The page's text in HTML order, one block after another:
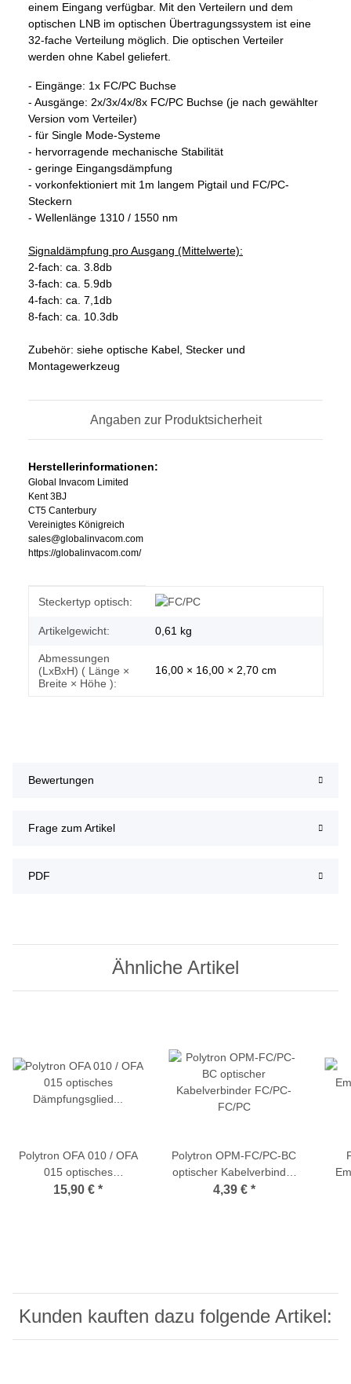
einem Eingang verfügbar. Mit den Verteilern und dem
optischen LNB im optischen Übertragungssystem ist eine
32-fache Verteilung möglich. Die optischen Verteiler
werden ohne Kabel geliefert.
- Eingänge: 1x FC/PC Buchse
- Ausgänge: 2x/3x/4x/8x FC/PC Buchse (je nach gewählter
Version vom Verteiler)
- für Single Mode-Systeme
- hervorragende mechanische Stabilität
- geringe Eingangsdämpfung
- vorkonfektioniert mit 1m langem Pigtail und FC/PC-
Steckern
- Wellenlänge 1310 / 1550 nm
Signaldämpfung pro Ausgang (Mittelwerte):
2-fach: ca. 3.8db
3-fach: ca. 5.9db
4-fach: ca. 7,1db
8-fach: ca. 10.3db
Zubehör: siehe optische Kabel, Stecker und
Montagewerkzeug
Angaben zur Produktsicherheit
Herstellerinformationen:
Global Invacom Limited
Kent 3BJ
CT5 Canterbury
Vereinigtes Königreich
sales@globalinvacom.com
https://globalinvacom.com/
Produkteigenschaft
Wert
Steckertyp optisch:
Artikelgewicht: 0,61 kg
Abmessungen
(LxBxH) ( Länge ×
Breite × Höhe ):
16,00 × 16,00 × 2,70 cm
Bewertungen
Frage zum Artikel
PDF
Ähnliche Artikel
Polytron OFA 010 / OFA
015 optisches
Dämpfungsglied 10/15dB,
15,90 € *
Polytron OPM-FC/PC-BC
optischer Kabelverbinder
FC/PC-FC/PC
4,39 € *
Kunden kauften dazu folgende Artikel: